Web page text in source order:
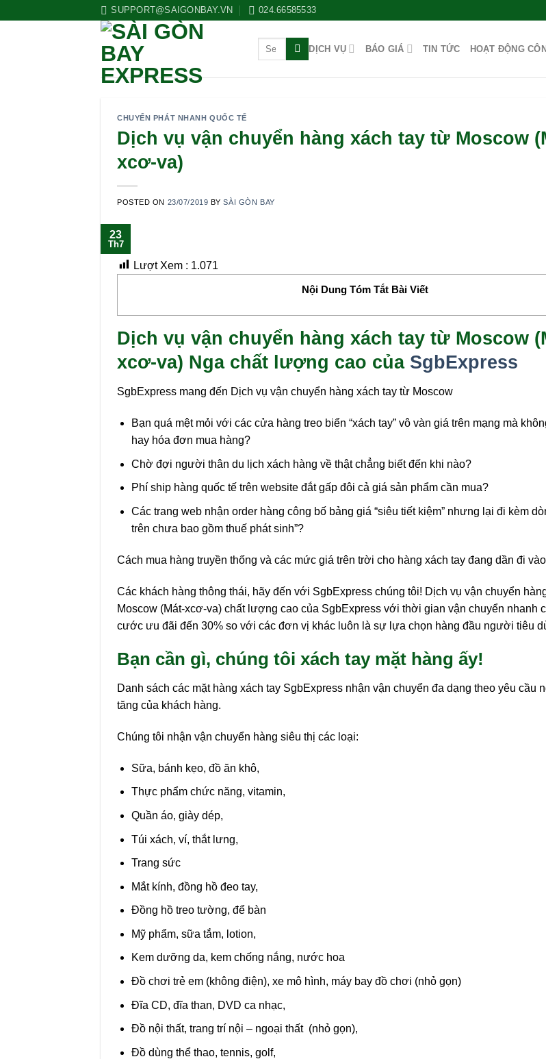
SUPPORT@SAIGONBAY.VN 024.66585533
DỊCH VỤ BÁO GIÁ TIN TỨC HOẠT ĐỘNG
CHUYỂN PHÁT NHANH QUỐC TẾ
Dịch vụ vận chuyển hàng xách tay từ Moscow
xcơ-va)
POSTED ON 23/07/2019 BYSÀI GÒN BAY
23
Th7
Lượt Xem : 1.071
Nội Dung Tóm Tắt Bài Viết
Dịch vụ vận chuyển hàng xách tay từ Moscow
xcơ-va) Nga chất lượng cao của SgbExpress
SgbExpress mang đến Dịch vụ vận chuyển hàng xách tay từ Moscow
Bạn quá mệt mỏi với các cửa hàng treo biển “xách tay” vô vàn giá trên mạng mà
hay hóa đơn mua hàng?
Chờ đợi người thân du lịch xách hàng về thật chẳng biết đến khi nào?
Phí ship hàng quốc tế trên website đắt gấp đôi cả giá sản phẩm cần mua?
Các trang web nhận order hàng công bố bảng giá “siêu tiết kiệm” nhưng lại đi kèm
trên chưa bao gồm thuế phát sinh”?
Cách mua hàng truyền thống và các mức giá trên trời cho hàng xách tay đang dần đi
Các khách hàng thông thái, hãy đến với SgbExpress chúng tôi! Dịch vụ vận chuyển
Moscow (Mát-xcơ-va) chất lượng cao của SgbExpress với thời gian vận chuyển nhanh
cước ưu đãi đến 30% so với các đơn vị khác luôn là sự lựa chọn hàng đầu người tiêu
Bạn cần gì, chúng tôi xách tay mặt hàng ấy!
Danh sách các mặt hàng xách tay SgbExpress nhận vận chuyển đa dạng theo yêu cầu
tăng của khách hàng.
Chúng tôi nhận vận chuyển hàng siêu thị các loại:
Sữa, bánh kẹo, đồ ăn khô,
Thực phẩm chức năng, vitamin,
Quần áo, giày dép,
Túi xách, ví, thắt lưng,
Trang sức
Mắt kính, đồng hồ đeo tay,
Đồng hồ treo tường, để bàn
Mỹ phẩm, sữa tắm, lotion,
Kem dưỡng da, kem chống nắng, nước hoa
Đồ chơi trẻ em (không điện), xe mô hình, máy bay đồ chơi (nhỏ gọn)
Đĩa CD, đĩa than, DVD ca nhạc,
Đồ nội thất, trang trí nội – ngoại thất (nhỏ gọn),
Đồ dùng thể thao, tennis, golf,